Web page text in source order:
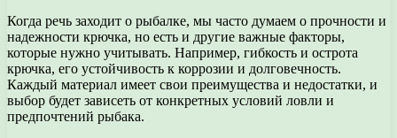
Когда речь заходит о рыбалке, мы часто думаем о прочности и
надежности крючка, но есть и другие важные факторы,
которые нужно учитывать. Например, гибкость и острота
крючка, его устойчивость к коррозии и долговечность.
Каждый материал имеет свои преимущества и недостатки, и
выбор будет зависеть от конкретных условий ловли и
предпочтений рыбака.